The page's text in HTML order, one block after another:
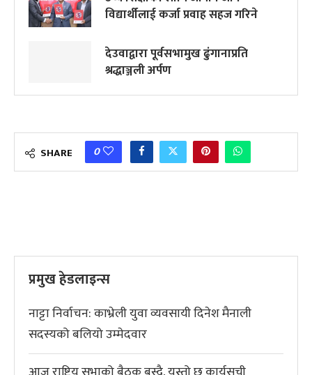
विद्यार्थीलाई कर्जा प्रवाह सहज गरिने
देउवाद्वारा पूर्वसभामुख ढुंंगानाप्रति
श्रद्धाञ्जली अर्पण
SHARE 0
प्रमुख हेडलाइन्स
नाट्टा निर्वाचन: काभ्रेली युवा व्यवसायी दिनेश मैनाली
सदस्यको बलियो उम्मेदवार